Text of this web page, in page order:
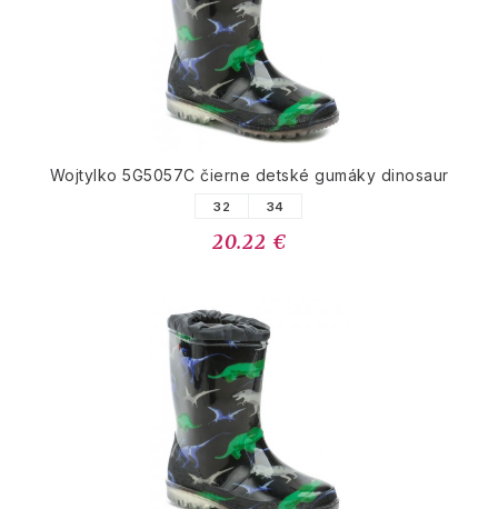
Wojtylko 5G5057C čierne detské gumáky dinosaur
32 34
20.22 €